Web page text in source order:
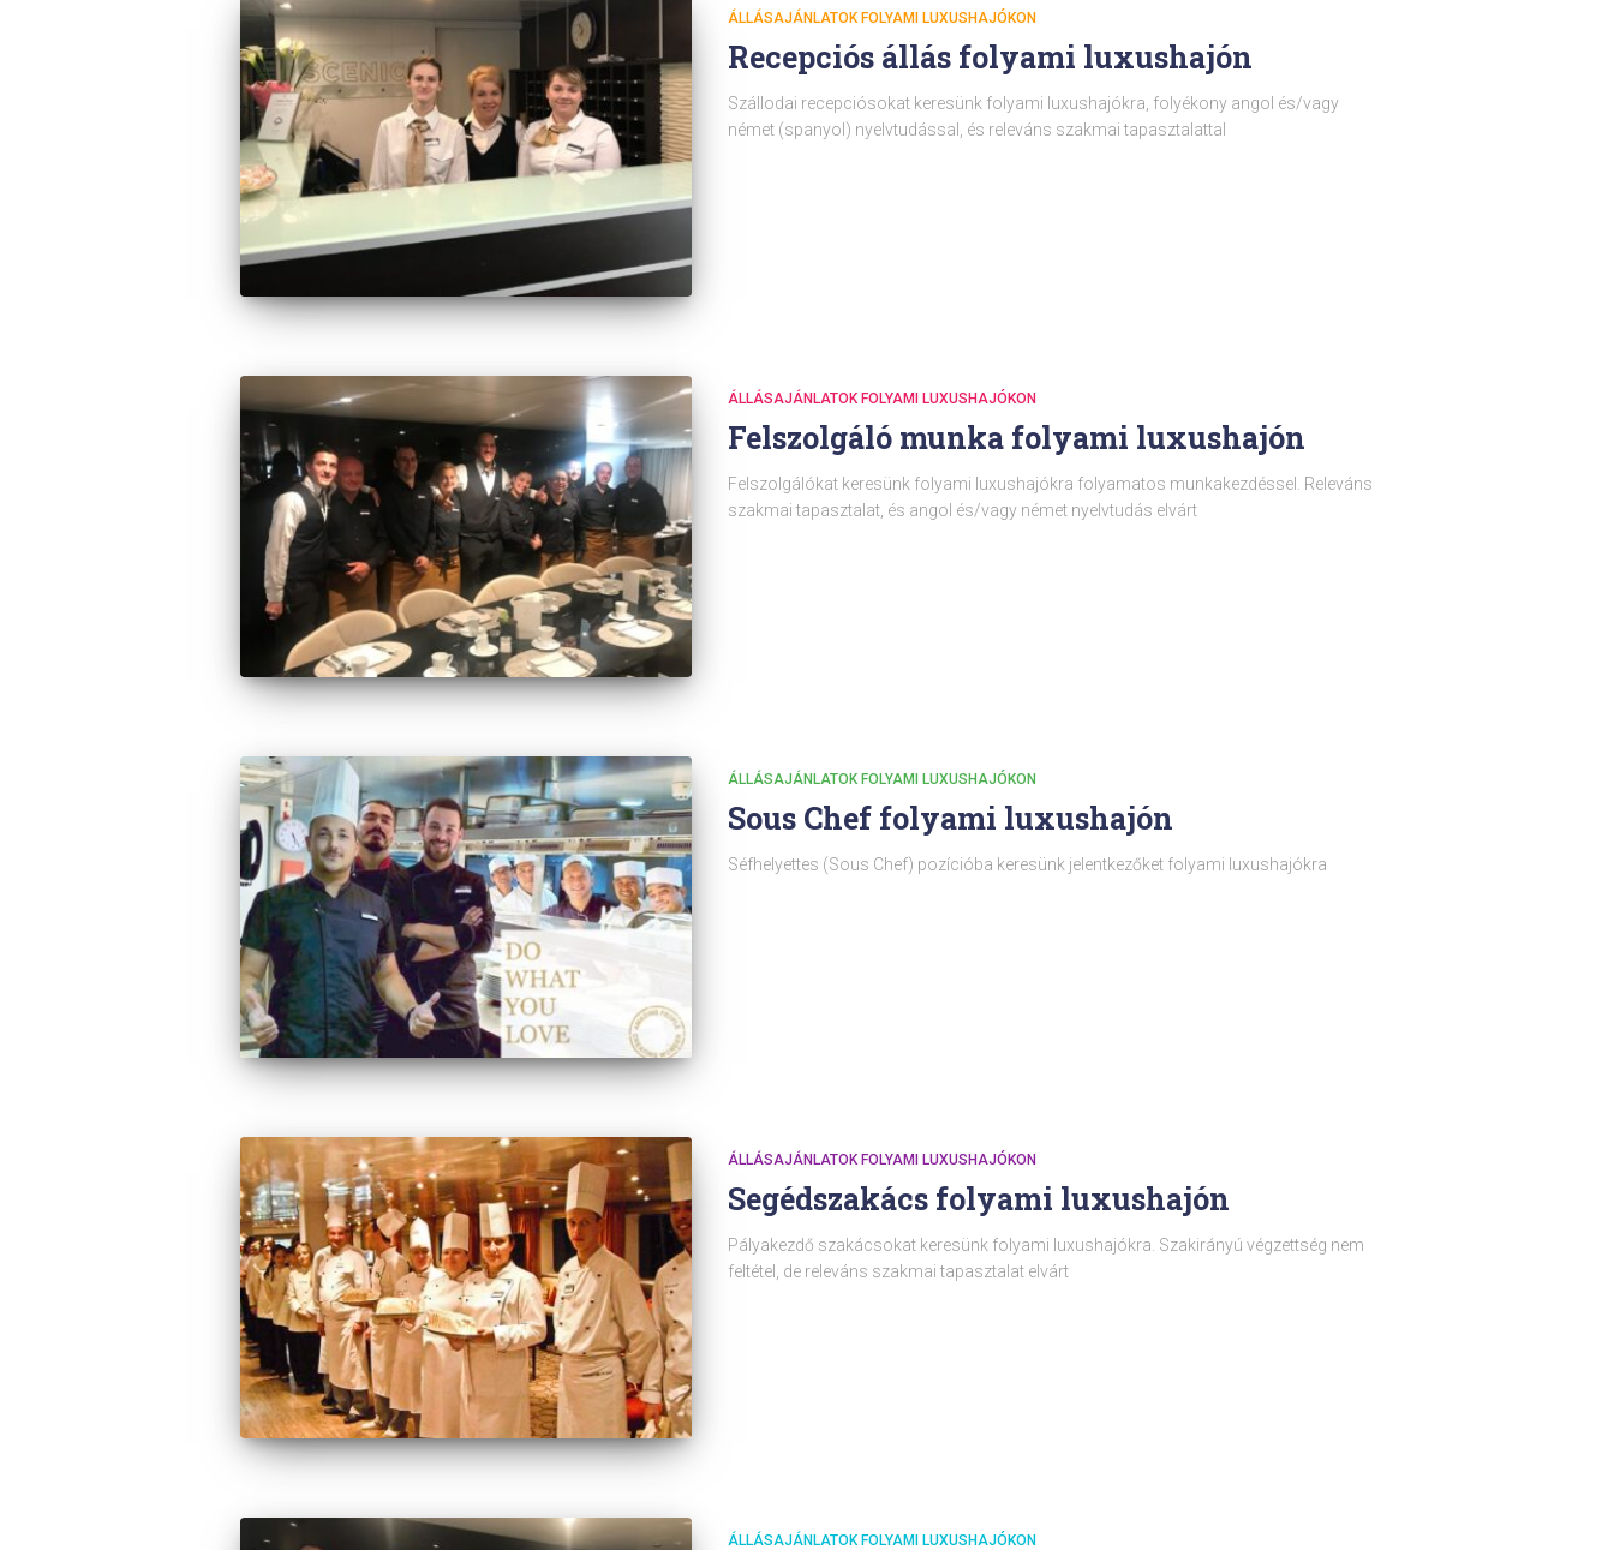
ÁLLÁSAJÁNLATOK FOLYAMI LUXUSHAJÓKON
Recepciós állás folyami luxushajón
Szállodai recepciósokat keresünk folyami luxushajókra, folyékony angol és/vagy
német (spanyol) nyelvtudással, és releváns szakmai tapasztalattal
ÁLLÁSAJÁNLATOK FOLYAMI LUXUSHAJÓKON
Felszolgáló munka folyami luxushajón
Felszolgálókat keresünk folyami luxushajókra folyamatos munkakezdéssel. Releváns
szakmai tapasztalat, és angol és/vagy német nyelvtudás elvárt
ÁLLÁSAJÁNLATOK FOLYAMI LUXUSHAJÓKON
Sous Chef folyami luxushajón
Séfhelyettes (Sous Chef) pozícióba keresünk jelentkezőket folyami luxushajókra
ÁLLÁSAJÁNLATOK FOLYAMI LUXUSHAJÓKON
Segédszakács folyami luxushajón
Pályakezdő szakácsokat keresünk folyami luxushajókra. Szakirányú végzettség nem
feltétel, de releváns szakmai tapasztalat elvárt
ÁLLÁSAJÁNLATOK FOLYAMI LUXUSHAJÓKON